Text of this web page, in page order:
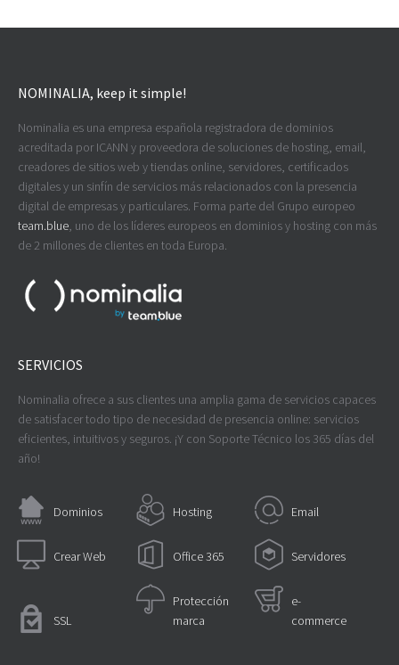
NOMINALIA, keep it simple!
Nominalia es una empresa española registradora de dominios
acreditada por ICANN y proveedora de soluciones de hosting, email,
creadores de sitios web y tiendas online, servidores, certificados
digitales y un sinfín de servicios más relacionados con la presencia
digital de empresas y particulares. Forma parte del Grupo europeo
team.blue, uno de los líderes europeos en dominios y hosting con más
de 2 millones de clientes en toda Europa.
SERVICIOS
Nominalia ofrece a sus clientes una amplia gama de servicios capaces
de satisfacer todo tipo de necesidad de presencia online: servicios
eficientes, intuitivos y seguros. ¡Y con Soporte Técnico los 365 días del
año!
Dominios Hosting Email
Crear Web Office 365 Servidores
SSL
Protección
marca
e-
commerce